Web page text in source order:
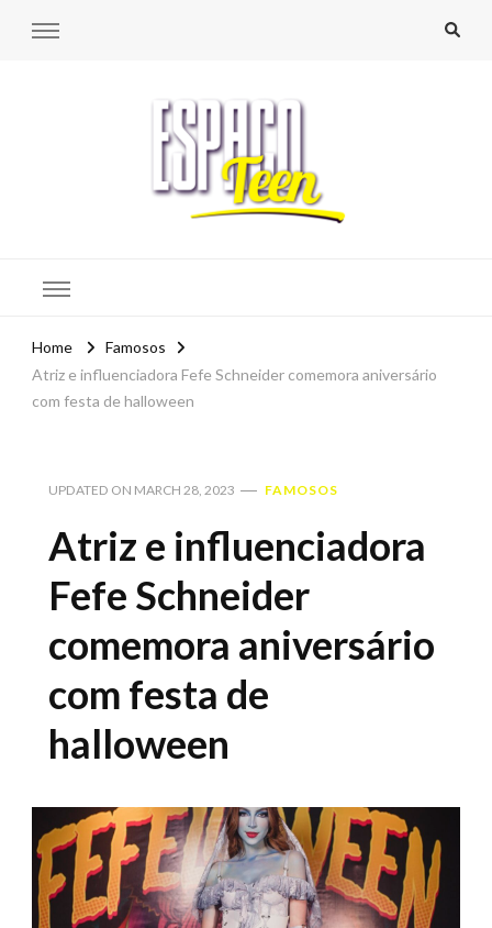
Home
Famosos
Atriz e influenciadora Fefe Schneider comemora aniversário
com festa de halloween
UPDATED ON MARCH 28, 2023 FAMOSOS
Atriz e influenciadora
Fefe Schneider
comemora aniversário
com festa de
halloween